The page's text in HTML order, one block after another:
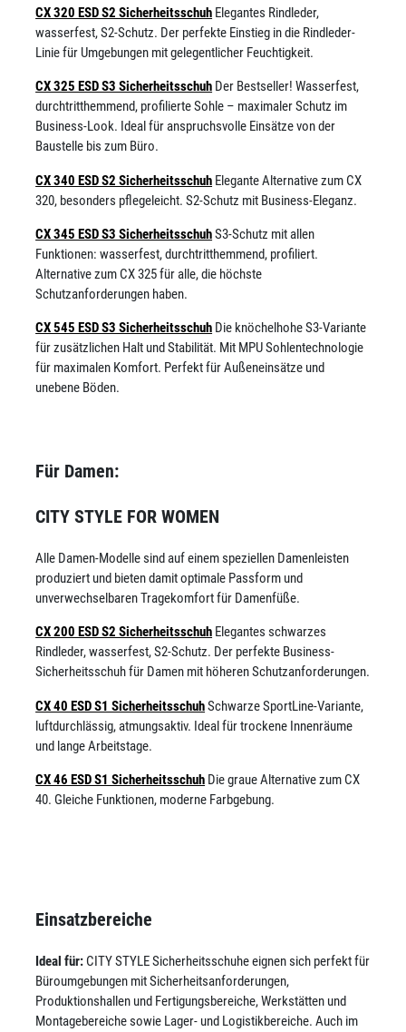
CX 320 ESD S2 Sicherheitsschuh Elegantes Rindleder,
wasserfest, S2-Schutz. Der perfekte Einstieg in die Rindleder-
Linie für Umgebungen mit gelegentlicher Feuchtigkeit.
CX 325 ESD S3 Sicherheitsschuh Der Bestseller! Wasserfest,
durchtritthemmend, profilierte Sohle – maximaler Schutz im
Business-Look. Ideal für anspruchsvolle Einsätze von der
Baustelle bis zum Büro.
CX 340 ESD S2 Sicherheitsschuh Elegante Alternative zum CX
320, besonders pflegeleicht. S2-Schutz mit Business-Eleganz.
CX 345 ESD S3 SicherheitsschuhS3-Schutz mit allen
Funktionen: wasserfest, durchtritthemmend, profiliert.
Alternative zum CX 325 für alle, die höchste
Schutzanforderungen haben.
CX 545 ESD S3 Sicherheitsschuh Die knöchelhohe S3-Variante
für zusätzlichen Halt und Stabilität. Mit MPU Sohlentechnologie
für maximalen Komfort. Perfekt für Außeneinsätze und
unebene Böden.
Für Damen:
CITY STYLE FOR WOMEN
Alle Damen-Modelle sind auf einem speziellen Damenleisten
produziert und bieten damit optimale Passform und
unverwechselbaren Tragekomfort für Damenfüße.
CX 200 ESD S2 Sicherheitsschuh Elegantes schwarzes
Rindleder, wasserfest, S2-Schutz. Der perfekte Business-
Sicherheitsschuh für Damen mit höheren Schutzanforderungen.
CX 40 ESD S1 SicherheitsschuhSchwarze SportLine-Variante,
luftdurchlässig, atmungsaktiv. Ideal für trockene Innenräume
und lange Arbeitstage.
CX 46 ESD S1 Sicherheitsschuh Die graue Alternative zum CX
40. Gleiche Funktionen, moderne Farbgebung.
Einsatzbereiche
Ideal für: CITY STYLE Sicherheitsschuhe eignen sich perfekt für
Büroumgebungen mit Sicherheitsanforderungen,
Produktionshallen und Fertigungsbereiche, Werkstätten und
Montagebereiche sowie Lager- und Logistikbereiche. Auch im